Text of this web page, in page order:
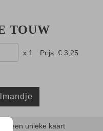
TOUW
x 1 Prijs:€ 3,25
een unieke kaart